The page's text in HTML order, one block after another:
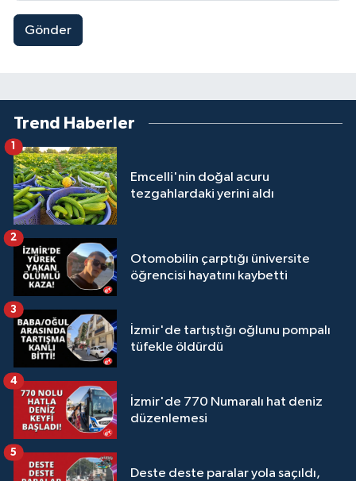
Gönder
Trend Haberler
Emcelli'nin doğal acuru
tezgahlardaki yerini aldı
1
Otomobilin çarptığı üniversite
öğrencisi hayatını kaybetti
2
İzmir'de tartıştığı oğlunu pompalı
tüfekle öldürdü
3
İzmir'de 770 Numaralı hat deniz
düzenlemesi
4
Deste deste paralar yola saçıldı,
5